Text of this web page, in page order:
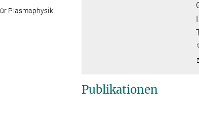
Publikationen
Plasmaphysik